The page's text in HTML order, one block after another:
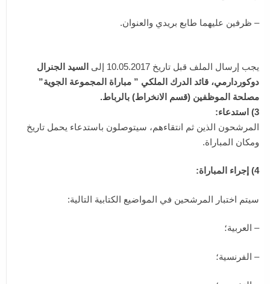
– ظرفين عليهما طابع بريدي والعنوان.
يجب إرسال الملف قبل تاريخ 10.05.2017 إلى
السيد الجنرال
دوكوردارمي، قائد الدرك الملكي ” مباراة المجموعة الجوية”
مصلحة الموظفين (قسم الانخراط) بالرباط.
3) استدعاء:
المرشحون الذين ثم انتقاءهم، سيتوصلون باستدعاء يحمل تاريخ
ومكان المباراة.
4) إجراء المباراة:
سيتم اختبار المرشحين في المواضيع الكتابية التالية:
– العربية؛
– الفرنسية؛